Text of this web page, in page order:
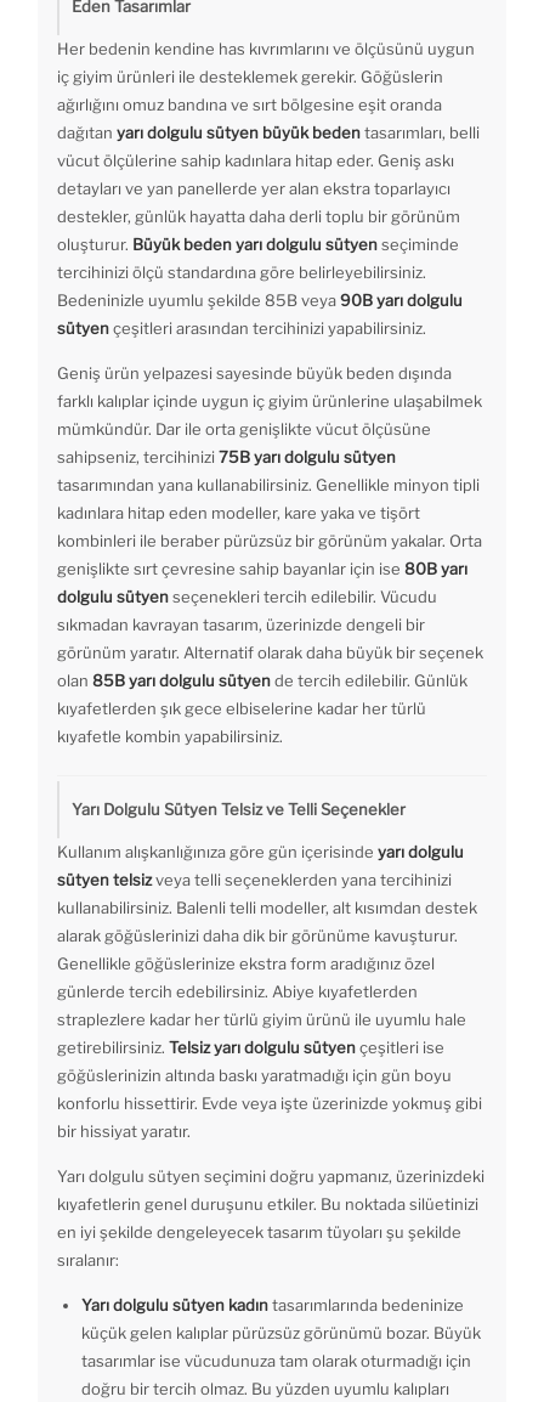
Eden Tasarımlar
Her bedenin kendine has kıvrımlarını ve ölçüsünü uygun
iç giyim ürünleri ile desteklemek gerekir. Göğüslerin
ağırlığını omuz bandına ve sırt bölgesine eşit oranda
dağıtan yarı dolgulu sütyen büyük bedentasarımları, belli
vücut ölçülerine sahip kadınlara hitap eder. Geniş askı
detayları ve yan panellerde yer alan ekstra toparlayıcı
destekler, günlük hayatta daha derli toplu bir görünüm
oluşturur. Büyük beden yarı dolgulu sütyenseçiminde
tercihinizi ölçü standardına göre belirleyebilirsiniz.
Bedeninizle uyumlu şekilde 85B veya90B yarı dolgulu
sütyençeşitleri arasından tercihinizi yapabilirsiniz.
Geniş ürün yelpazesi sayesinde büyük beden dışında
farklı kalıplar içinde uygun iç giyim ürünlerine ulaşabilmek
mümkündür. Dar ile orta genişlikte vücut ölçüsüne
sahipseniz, tercihinizi 75B yarı dolgulu sütyen
tasarımından yana kullanabilirsiniz. Genellikle minyon tipli
kadınlara hitap eden modeller, kare yaka ve tişört
kombinleri ile beraber pürüzsüz bir görünüm yakalar. Orta
genişlikte sırt çevresine sahip bayanlar için ise 80B yarı
dolgulu sütyenseçenekleri tercih edilebilir. Vücudu
sıkmadan kavrayan tasarım, üzerinizde dengeli bir
görünüm yaratır. Alternatif olarak daha büyük bir seçenek
olan 85B yarı dolgulu sütyende tercih edilebilir. Günlük
kıyafetlerden şık gece elbiselerine kadar her türlü
kıyafetle kombin yapabilirsiniz.
Yarı Dolgulu Sütyen Telsiz ve Telli Seçenekler
Kullanım alışkanlığınıza göre gün içerisinde yarı dolgulu
sütyen telsizveya telli seçeneklerden yana tercihinizi
kullanabilirsiniz. Balenli telli modeller, alt kısımdan destek
alarak göğüslerinizi daha dik bir görünüme kavuşturur.
Genellikle göğüslerinize ekstra form aradığınız özel
günlerde tercih edebilirsiniz. Abiye kıyafetlerden
straplezlere kadar her türlü giyim ürünü ile uyumlu hale
getirebilirsiniz. Telsiz yarı dolgulu sütyençeşitleri ise
göğüslerinizin altında baskı yaratmadığı için gün boyu
konforlu hissettirir. Evde veya işte üzerinizde yokmuş gibi
bir hissiyat yaratır.
Yarı dolgulu sütyen seçimini doğru yapmanız, üzerinizdeki
kıyafetlerin genel duruşunu etkiler. Bu noktada silüetinizi
en iyi şekilde dengeleyecek tasarım tüyoları şu şekilde
sıralanır:
Yarı dolgulu sütyen kadıntasarımlarında bedeninize
küçük gelen kalıplar pürüzsüz görünümü bozar. Büyük
tasarımlar ise vücudunuza tam olarak oturmadığı için
doğru bir tercih olmaz. Bu yüzden uyumlu kalıpları